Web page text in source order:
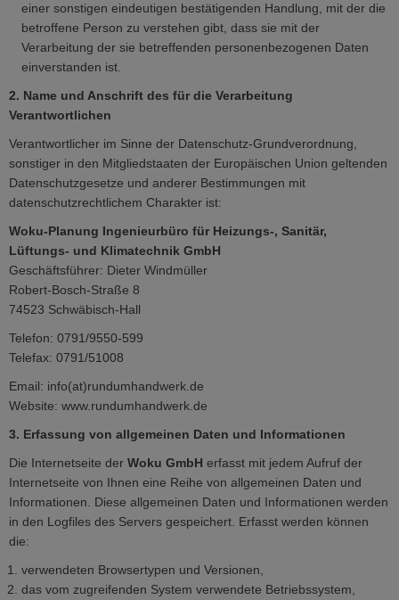
einer sonstigen eindeutigen bestätigenden Handlung, mit der die
betroffene Person zu verstehen gibt, dass sie mit der
Verarbeitung der sie betreffenden personenbezogenen Daten
einverstanden ist.
2. Name und Anschrift des für die Verarbeitung
Verantwortlichen
Verantwortlicher im Sinne der Datenschutz-Grundverordnung,
sonstiger in den Mitgliedstaaten der Europäischen Union geltenden
Datenschutzgesetze und anderer Bestimmungen mit
datenschutzrechtlichem Charakter ist:
Woku-Planung Ingenieurbüro für Heizungs-, Sanitär,
Lüftungs- und Klimatechnik GmbH
Geschäftsführer: Dieter Windmüller
Robert-Bosch-Straße 8
74523 Schwäbisch-Hall
Telefon: 0791/9550-599
Telefax: 0791/51008
Email: info(at)rundumhandwerk.de
Website: www.rundumhandwerk.de
3. Erfassung von allgemeinen Daten und Informationen
Die Internetseite der Woku GmbH erfasst mit jedem Aufruf der
Internetseite von Ihnen eine Reihe von allgemeinen Daten und
Informationen. Diese allgemeinen Daten und Informationen werden
in den Logfiles des Servers gespeichert. Erfasst werden können
die:
verwendeten Browsertypen und Versionen,
das vom zugreifenden System verwendete Betriebssystem,